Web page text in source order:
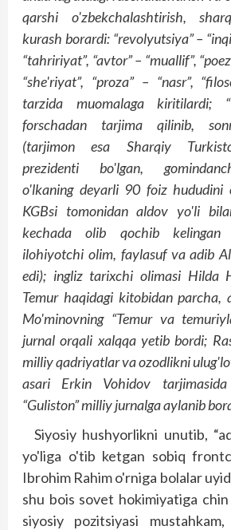
qarshi o'zbekchalashtirish,
kurash borardi: “revolyutsiya” –
“tahririyat”, “avtor” – “muallif”,
“she'riyat”, “proza” – “nasr”,
tarzida muomalaga kiritilardi;
forschadan tarjima qilinib,
(tarjimon esa Sharqiy
prezidenti bo'lgan,
o'lkaning deyarli 90 foiz hududini
KGBsi tomonidan aldov yo'li
kechada olib qochib kelingan
ilohiyotchi olim, faylasuf va adib
edi); ingliz tarixchi olimasi Hilda
Temur haqidagi kitobidan parcha,
Mo'minovning “Temur va
jurnal orqali xalqqa yetib bordi;
milliy qadriyatlar va ozodlikni
asari Erkin Vohidov
“Guliston” milliy jurnalga aylanib
Siyosiy hushyorlikni unutib,
yo'liga o'tib ketgan sobiq
Ibrohim Rahim o'rniga bolalar
shu bois sovet hokimiyatiga
siyosiy pozitsiyasi